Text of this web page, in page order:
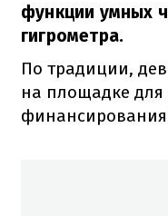
функции умных
гигрометра.
По традиции,
на площадке для
финансирования